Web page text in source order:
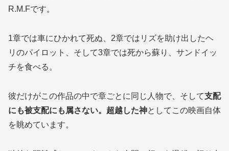
R.M.Fです。
1章では車にひかれて死ぬ、2章ではリズを助け出したヘ
リのパイロット、そして3章では死から蘇り、サンドイッ
チを食べる。
彼だけがこの作品の中で章ごとに同じ人物で、そして支配
にも被支配にも属さない。超越した神としてこの映画自体
を眺めています。